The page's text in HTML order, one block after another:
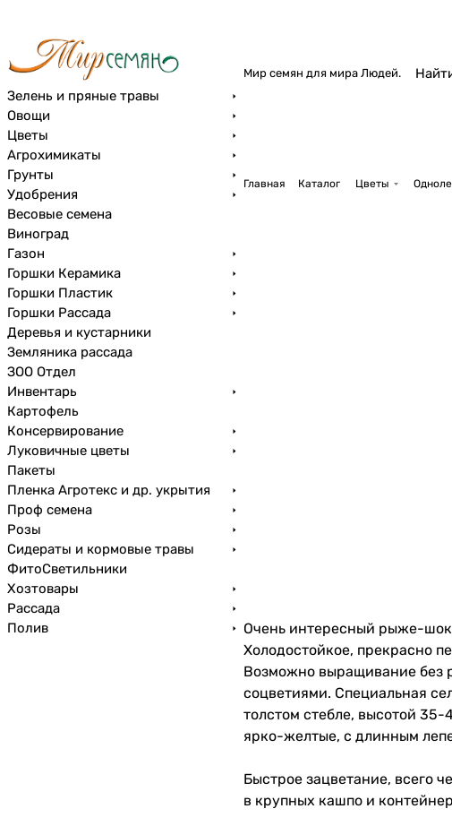
Мир семян для мира Людей.
Главная Каталог Цветы
Очень интересный рыже-
Холодостойкое, прекрасно
Возможно выращивание без
соцветиями. Специальная
толстом стебле, высотой
ярко-желтые, с длинным
Быстрое зацветание, всего
в крупных кашпо и
Зелень и пряные травы
Овощи
Цветы
Агрохимикаты
Грунты
Удобрения
Весовые семена
Виноград
Газон
Горшки Керамика
Горшки Пластик
Горшки Рассада
Деревья и кустарники
Земляника рассада
ЗОО Отдел
Инвентарь
Картофель
Консервирование
Луковичные цветы
Пакеты
Пленка Агротекс и др. укрытия
Проф семена
Розы
Сидераты и кормовые травы
ФитоСветильники
Хозтовары
Рассада
Полив